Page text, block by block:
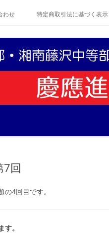
わせ 特定商取引法に基づく表示
回
4回目です。
。